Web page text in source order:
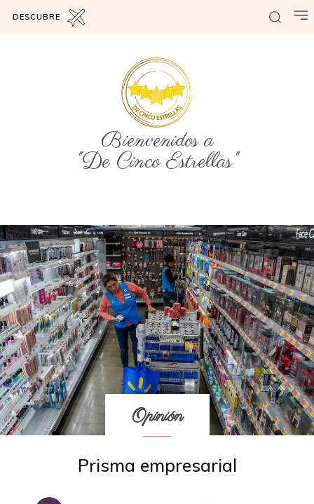
DESCUBRE
Bienvenidos a
"De Cinco Estrellas"
Opinión
Prisma empresarial